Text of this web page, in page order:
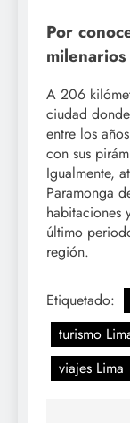
Por
milenarios
A 206
ciudad
entre los
con sus
Igualmente,
Paramonga
habitaciones
último
región.
Etiquetado:
turismo
viajes Lima